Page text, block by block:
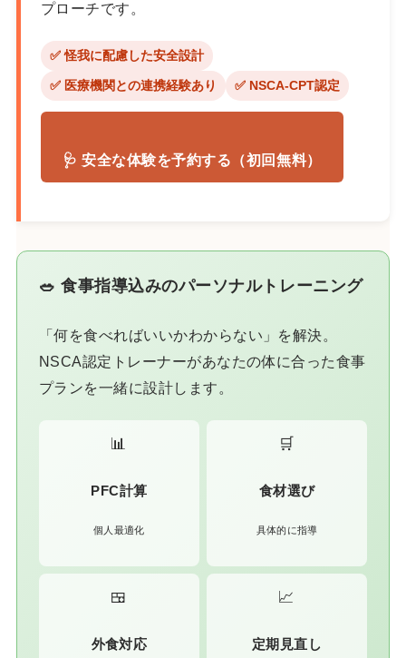
プローチです。
✅ 怪我に配慮した安全設計
✅ 医療機関との連携経験あり ✅ NSCA-CPT認定
🩺 安全な体験を予約する（初回無料）
🥗 食事指導込みのパーソナルトレーニング
「何を食べればいいかわからない」を解決。
NSCA認定トレーナーがあなたの体に合った食事
プランを一緒に設計します。
📊
PFC計算
個人最適化
🛒
食材選び
具体的に指導
🍱
外食対応
📈
定期見直し